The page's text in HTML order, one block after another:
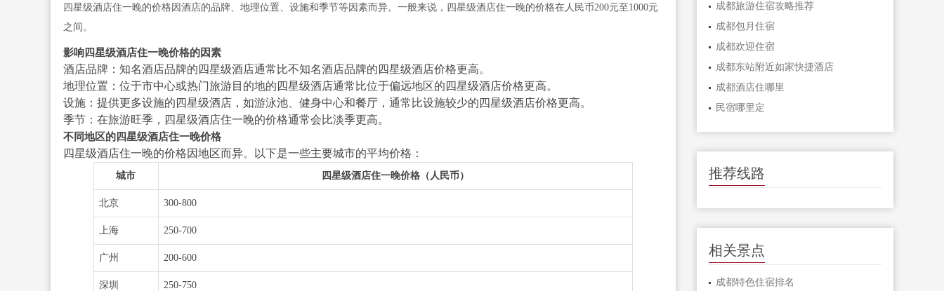
四星级酒店住一晚的价格因酒店的品牌、地理位置、设施和季节等因素而异。一般来说，四星级酒店住一晚的价格在人民币200元至1000元
之间。
影响四星级酒店住一晚价格的因素
酒店品牌：知名酒店品牌的四星级酒店通常比不知名酒店品牌的四星级酒店价格更高。
地理位置：位于市中心或热门旅游目的地的四星级酒店通常比位于偏远地区的四星级酒店价格更高。
设施：提供更多设施的四星级酒店，如游泳池、健身中心和餐厅，通常比设施较少的四星级酒店价格更高。
季节：在旅游旺季，四星级酒店住一晚的价格通常会比淡季更高。
不同地区的四星级酒店住一晚价格
四星级酒店住一晚的价格因地区而异。以下是一些主要城市的平均价格：
城市 四星级酒店住一晚价格（人民币）
北京 300-800
上海 250-700
广州 200-600
深圳 250-750
成都旅游住宿攻略推荐
成都包月住宿
成都欢迎住宿
成都东站附近如家快捷酒店
成都酒店住哪里
民宿哪里定
推荐线路
相关景点
成都特色住宿排名